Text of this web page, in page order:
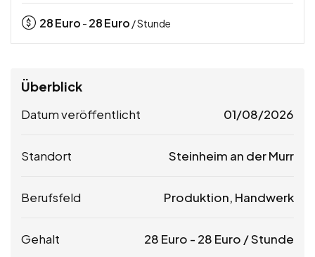
28Euro - 28Euro / Stunde
Überblick
Datum veröffentlicht 01/08/2026
Standort Steinheim an der Murr
Berufsfeld Produktion, Handwerk
Gehalt 28 Euro - 28 Euro / Stunde